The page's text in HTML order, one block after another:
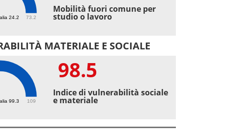
24.2 73.2
Mobilità fuori comune per
studio o lavoro
MATERIALE E SOCIALE
99.3 109
98.5
Indice di vulnerabilità sociale
e materiale